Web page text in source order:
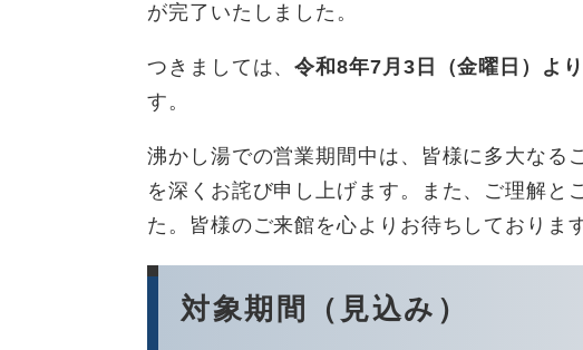
が完了いたしました。
つきましては、令和8年7月3日（金曜日）よ
す。
沸かし湯での営業期間中は、皆様に多大なる
を深くお詫び申し上げます。また、ご理解と
た。皆様のご来館を心よりお待ちしております
対象期間（見込み）